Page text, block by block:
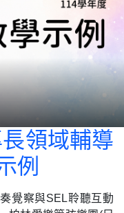
領域輔導
例
覺察與SEL聆聽互動